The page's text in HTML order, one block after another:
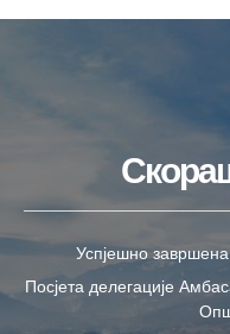
Успјешно
Посјета делегације